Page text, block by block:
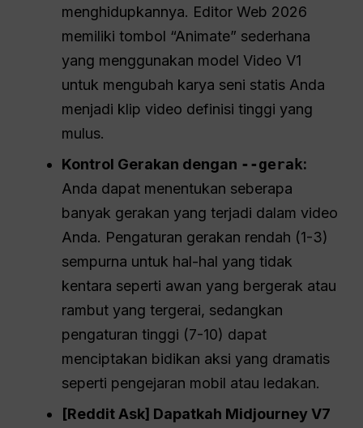
menghidupkannya. Editor Web 2026
memiliki tombol “Animate” sederhana
yang menggunakan model Video V1
untuk mengubah karya seni statis Anda
menjadi klip video definisi tinggi yang
mulus.
Kontrol Gerakan dengan --gerak:
Anda dapat menentukan seberapa
banyak gerakan yang terjadi dalam video
Anda. Pengaturan gerakan rendah (1-3)
sempurna untuk hal-hal yang tidak
kentara seperti awan yang bergerak atau
rambut yang tergerai, sedangkan
pengaturan tinggi (7-10) dapat
menciptakan bidikan aksi yang dramatis
seperti pengejaran mobil atau ledakan.
[Reddit Ask] Dapatkah Midjourney V7